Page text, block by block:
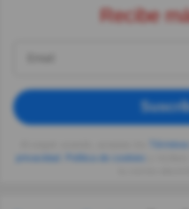
Recibe
privacidad